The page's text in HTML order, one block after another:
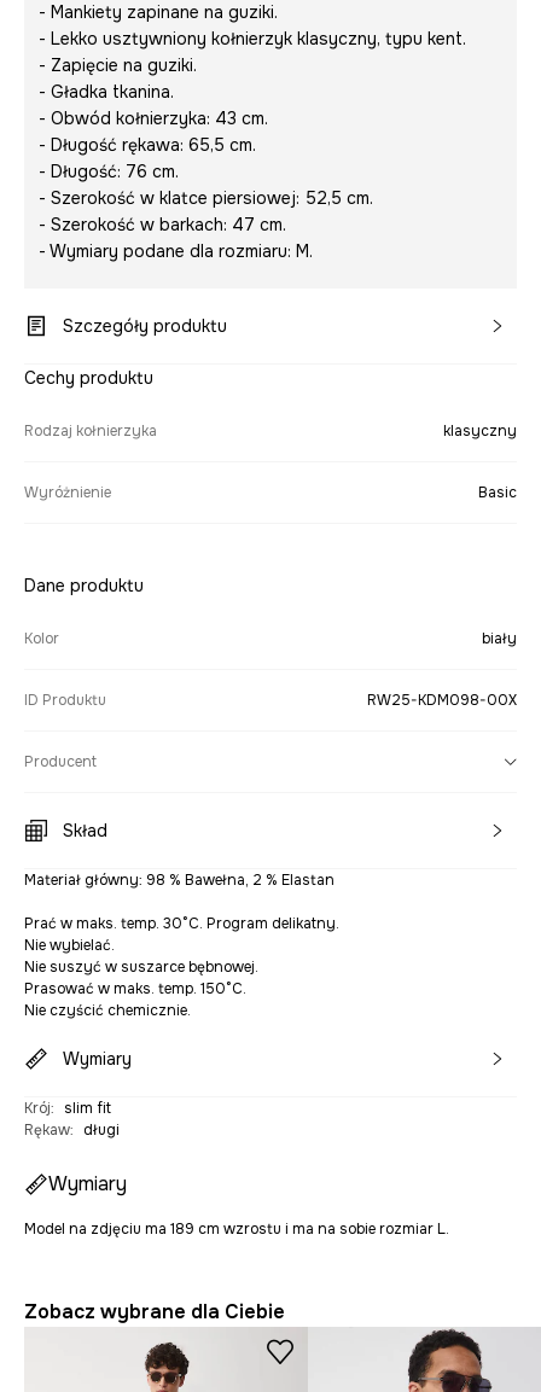
- Mankiety zapinane na guziki.
- Lekko usztywniony kołnierzyk klasyczny, typu kent.
- Zapięcie na guziki.
- Gładka tkanina.
- Obwód kołnierzyka: 43 cm.
- Długość rękawa: 65,5 cm.
- Długość: 76 cm.
- Szerokość w klatce piersiowej: 52,5 cm.
- Szerokość w barkach: 47 cm.
- Wymiary podane dla rozmiaru: M.
Szczegóły produktu
Cechy produktu
Rodzaj kołnierzyka klasyczny
Wyróżnienie Basic
Dane produktu
Kolor biały
ID Produktu RW25-KDM098-00X
Producent
Skład
Materiał główny: 98 % Bawełna, 2 % Elastan
Prać w maks. temp. 30°C. Program delikatny.
Nie wybielać.
Nie suszyć w suszarce bębnowej.
Prasować w maks. temp. 150°C.
Nie czyścić chemicznie.
Wymiary
Krój:
slim fit
Rękaw: długi
Wymiary
Model na zdjęciu ma 189 cm wzrostu i ma na sobie rozmiar L.
Zobacz wybrane dla Ciebie